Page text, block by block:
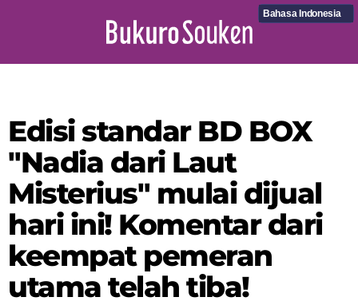
Bahasa Indonesia
Edisi standar BD BOX
"Nadia dari Laut
Misterius" mulai dijual
hari ini! Komentar dari
keempat pemeran
utama telah tiba!